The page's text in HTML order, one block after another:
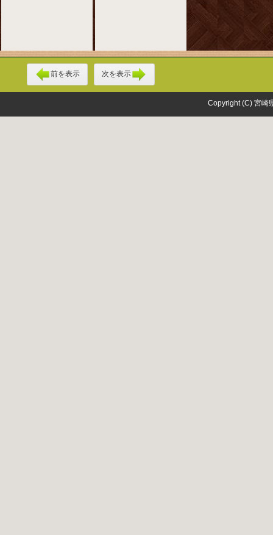
前を表示 次を表示
Copyright (C) 宮崎